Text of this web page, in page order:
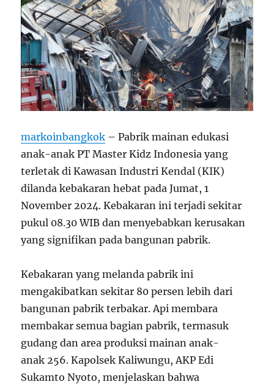
markoinbangkok – Pabrik mainan edukasi
anak-anak PT Master Kidz Indonesia yang
terletak di Kawasan Industri Kendal (KIK)
dilanda kebakaran hebat pada Jumat, 1
November 2024. Kebakaran ini terjadi sekitar
pukul 08.30 WIB dan menyebabkan kerusakan
yang signifikan pada bangunan pabrik.
Kebakaran yang melanda pabrik ini
mengakibatkan sekitar 80 persen lebih dari
bangunan pabrik terbakar. Api membara
membakar semua bagian pabrik, termasuk
gudang dan area produksi mainan anak-
anak 256. Kapolsek Kaliwungu, AKP Edi
Sukamto Nyoto, menjelaskan bahwa